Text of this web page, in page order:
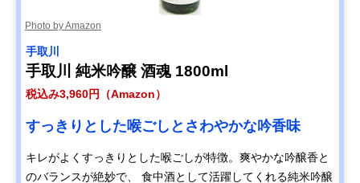
Photo by Amazon
手取川
手取川 純米吟醸 酒魂 1800ml
税込み3,960円（Amazon）
すっきりとした喉ごしとさわやかな吟香味
キレがよくすっきりとした喉ごしが特徴。爽やかな吟醸香と
のバランスが絶妙で、 食中酒として活躍してくれる純米吟醸